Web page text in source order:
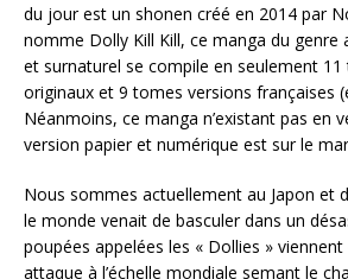
du jour est un shonen créé en 2014 par
nomme Dolly Kill Kill, ce manga du
et surnaturel se compile en seulement
originaux et 9 tomes versions françaises
Néanmoins, ce manga n’existant pas en
version papier et numérique est sur le
Nous sommes actuellement au Japon et
le monde venait de basculer dans un
poupées appelées les « Dollies »
attaque à l’échelle mondiale semant le